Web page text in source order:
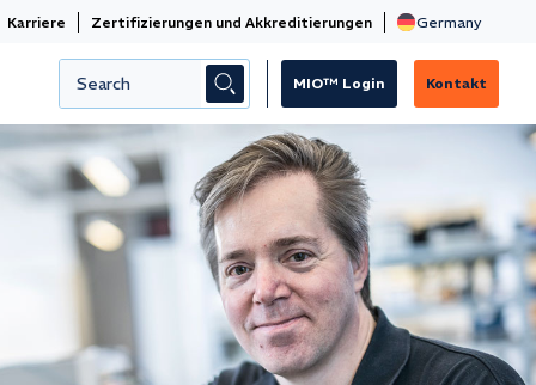
Karriere Zertifizierungen und Akkreditierungen
MIO™ Login Kontakt